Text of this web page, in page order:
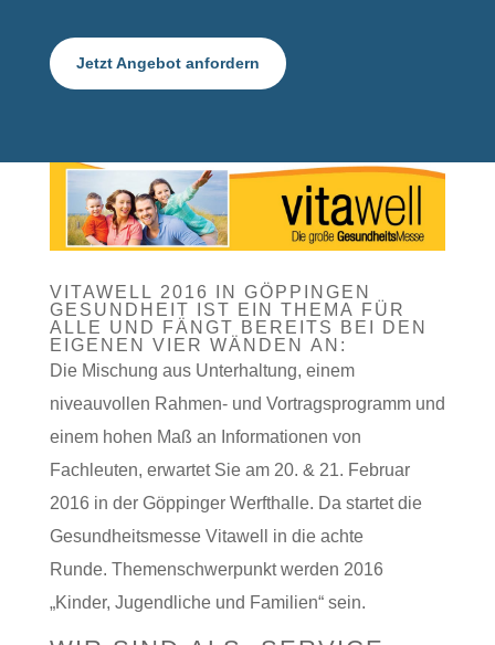
Jetzt Angebot anfordern
VITAWELL 2016 IN GÖPPINGEN
GESUNDHEIT IST EIN THEMA FÜR
ALLE UND FÄNGT BEREITS BEI DEN
EIGENEN VIER WÄNDEN AN:
Die Mischung aus Unterhaltung, einem
niveauvollen Rahmen- und Vortragsprogramm und
einem hohen Maß an Informationen von
Fachleuten, erwartet Sie am 20. & 21. Februar
2016 in der Göppinger Werfthalle. Da startet die
Gesundheitsmesse Vitawell in die achte
Runde. Themenschwerpunkt werden 2016
„Kinder, Jugendliche und Familien“ sein.